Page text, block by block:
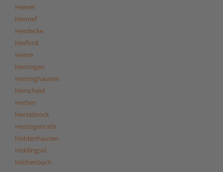
Hemer
Hennef
Herdecke
Herford
Herne
Herongen
Herringhausen
Herscheid
Herten
Herzebrock
Herzogenrath
Hiddenhausen
Hiddingsel
Hilchenbach